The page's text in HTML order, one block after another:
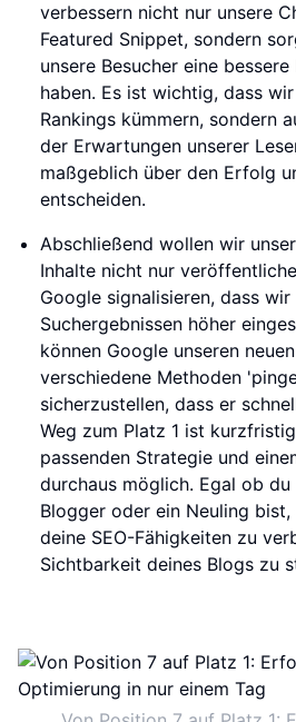
verbessern nicht nur unsere
Featured Snippet, sondern
unsere Besucher eine
haben. Es ist wichtig, dass
Rankings kümmern, sondern
der Erwartungen unserer
maßgeblich über den Erfolg
entscheiden.
Abschließend wollen wir
Inhalte nicht nur
Google signalisieren, dass
Suchergebnissen höher
können Google unseren
verschiedene Methoden
sicherzustellen, dass er
Weg zum Platz 1 ist
passenden Strategie und
durchaus möglich. Egal ob
Blogger oder ein Neuling
deine SEO-Fähigkeiten zu
Sichtbarkeit deines Blogs zu